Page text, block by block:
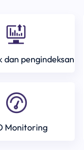
dan pengindeksan
Monitoring